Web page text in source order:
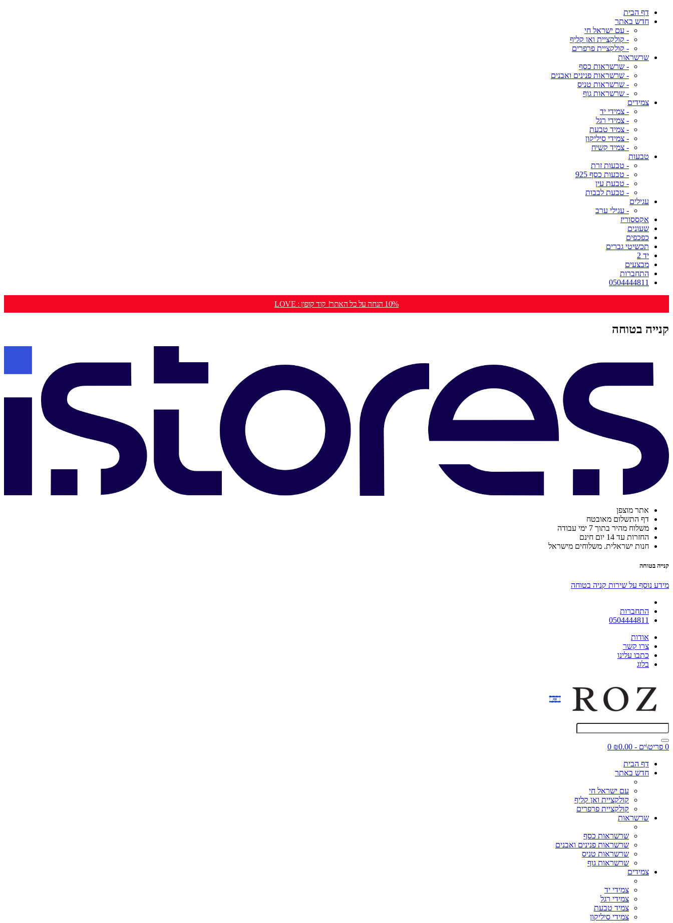
דף הבית
חדש באתר
- עם ישראל חי
- קולקציית ואן קליף
- קולקציית פרפרים
שרשראות
- שרשראות כסף
- שרשראות פנינים ואבנים
- שרשראות טניס
- שרשראות גוף
צמידים
- צמידי יד
- צמידי רגל
- צמיד טבעת
- צמידי סיליקון
- צמיד קשיח
טבעות
- טבעות זרת
- טבעות כסף 925
- טבעת עין
- טבעת לבבות
עגילים
- עגילי ערב
אקססוריז
שעונים
כפכפים
תכשיטי גברים
יד 2
מבצעים
התחברות
0504444811
10% הנחה על כל האתר! קוד קופון : LOVE
קנייה בטוחה
אתר מוצפן
דף התשלום מאובטח
משלוח מהיר בתוך 7 ימי עבודה
החזרות עד 14 יום חינם
חנות ישראלית. משלוחים מישראל
קנייה בטוחה
מידע נוסף על שירות קניה בטוחה
התחברות
0504444811
אודות
צרו קשר
כתבו עלינו
בלוג
0 פריט\ים - ₪0.00
0
דף הבית
חדש באתר
עם ישראל חי
קולקציית ואן קליף
קולקציית פרפרים
שרשראות
שרשראות כסף
שרשראות פנינים ואבנים
שרשראות טניס
שרשראות גוף
צמידים
צמידי יד
צמידי רגל
צמיד טבעת
צמידי סיליקון